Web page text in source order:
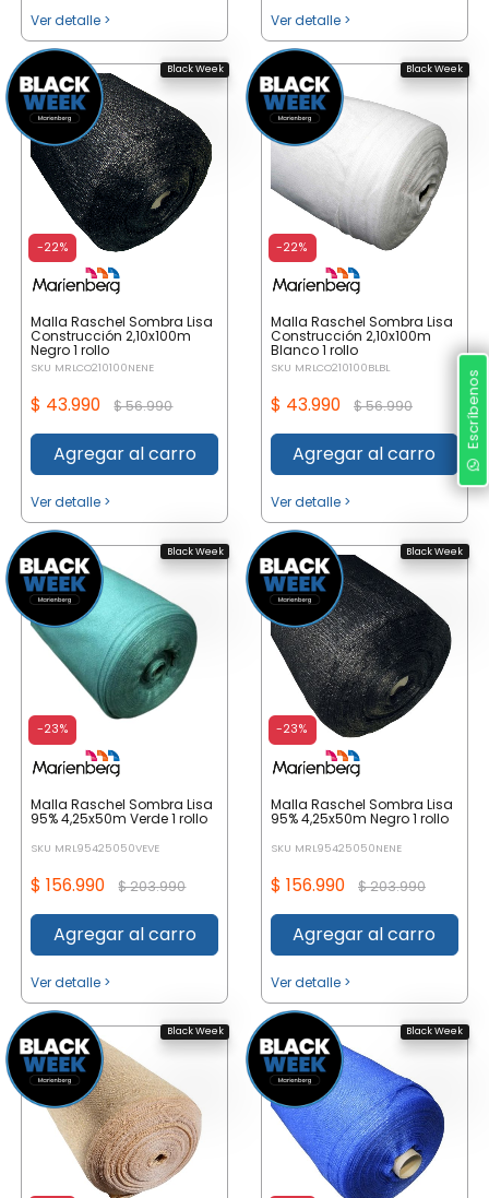
Ver detalle > Ver detalle >
-22%
Malla Raschel Sombra Lisa
Construcción 2,10x100m
Negro 1 rollo
SKU MRLCO210100NENE
$ 43.990$ 56.990
Agregar al carro
Ver detalle >
Black Week
-22%
Malla Raschel Sombra Lisa
Construcción 2,10x100m
Blanco 1 rollo
SKU MRLCO210100BLBL
$ 43.990 $ 56.990
Agregar al carro
Ver detalle >
Black Week
-23%
Malla Raschel Sombra Lisa
95% 4,25x50m Verde 1 rollo
SKU MRL95425050VEVE
$ 156.990$ 203.990
Agregar al carro
Ver detalle >
Black Week
-23%
Malla Raschel Sombra Lisa
95% 4,25x50m Negro 1 rollo
SKU MRL95425050NENE
$ 156.990 $ 203.990
Agregar al carro
Ver detalle >
Black Week
Black Week Black Week
Escríbenos